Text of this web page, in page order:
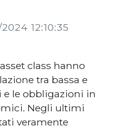
12:10:35
class hanno
tra bassa e
e le obbligazioni in
Negli ultimi
veramente